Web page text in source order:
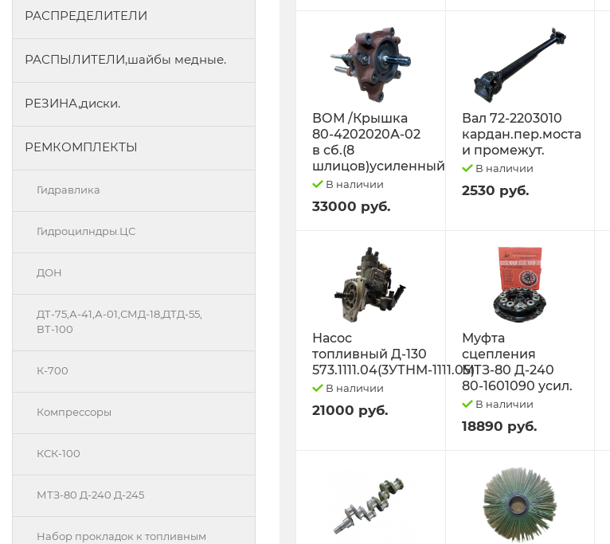
РАСПРЕДЕЛИТЕЛИ
РАСПЫЛИТЕЛИ,шайбы медные.
РЕЗИНА,диски.
РЕМКОМПЛЕКТЫ
Гидравлика
Гидроцилндры.ЦС
ДОН
ДТ-75,А-41,А-01,СМД-18,ДТД-55,
ВТ-100
К-700
Компрессоры
КСК-100
МТЗ-80 Д-240 Д-245
Набор прокладок к топливным
ВОМ /Крышка
80-4202020А-02
в сб.(8
шлицов)усиленный
В наличии
33000 руб.
Вал 72-2203010
кардан.пер.моста
и промежут.
В наличии
2530 руб.
Насос
топливный Д-130
573.1111.04(3УТНМ-1111.05)
В наличии
21000 руб.
Муфта
сцепления
МТЗ-80 Д-240
80-1601090 усил.
В наличии
18890 руб.